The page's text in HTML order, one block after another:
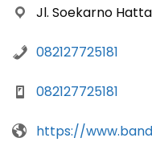
Jl. Soekarno
082127725181
082127725181
https://